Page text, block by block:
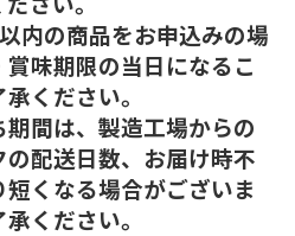
内の商品をお申込みの場
味期限の当日になるこ
ください。
間は、製造工場からの
配送日数、お届け時不
くなる場合がございま
ください。